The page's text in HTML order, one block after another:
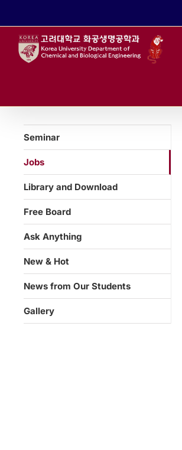
Seminar
Jobs
Library and Download
Free Board
Ask Anything
New & Hot
News from Our Students
Gallery